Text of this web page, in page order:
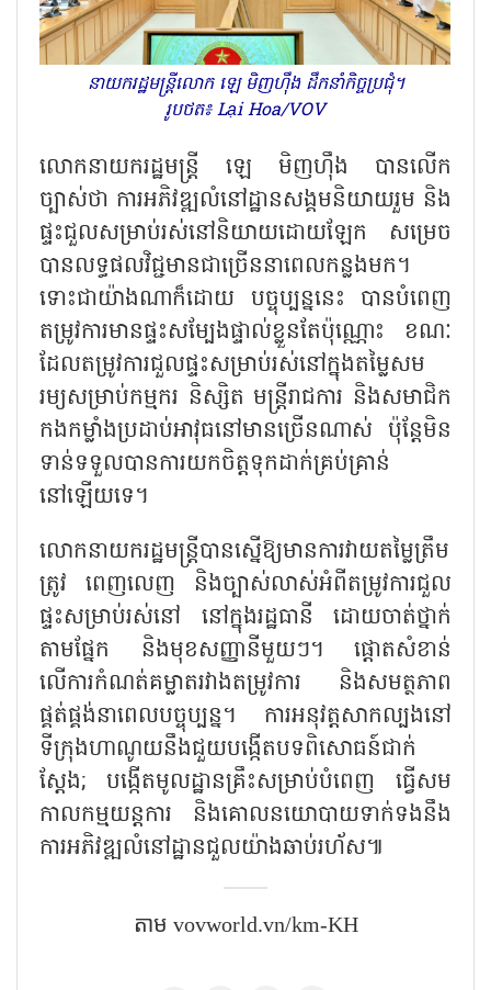
នាយករដ្ឋមន្ត្រីលោក ឡេ មិញហ៊ឹង ដឹកនាំកិច្ចប្រជុំ។
រូបថត៖ Lại Hoa/VOV
លោកនាយករដ្ឋមន្ត្រី ឡេ មិញហ៊ឹង បានលើក​
ច្បាស់ថា ការអភិវឌ្ឍលំនៅដ្ឋានសង្គម​និយាយរួម និង
ផ្ទះជួល​សម្រាប់​រស់​នៅ​និយាយដោយឡែក សម្រេច
បានលទ្ធផលវិជ្ជមាន​ជាច្រើន​នាពេល​កន្លង​មក​។
ទោះជាយ៉ាងណាក៏ដោយ បច្ចុប្បន្ននេះ បាន​បំពេញ
តម្រូវការមានផ្ទះសម្បែង​ផ្ទាល់ខ្លួនតែ​ប៉ុណ្ណោះ ខណៈ
ដែល​តម្រូវការ​ជួលផ្ទះសម្រាប់​រស់នៅ​ក្នុង​តម្លៃសម
រម្យសម្រាប់កម្មករ និស្សិត មន្ត្រីរាជការ និងសមាជិក​
កងកម្លាំងប្រដាប់អាវុធនៅ​​មាន​ច្រើនណាស់ ប៉ុន្តែមិន​
ទាន់ទទួលបានការយកចិត្តទុកដាក់គ្រប់គ្រាន់
នៅឡើយទេ។
លោកនាយករដ្ឋមន្ត្រីបានស្នើឱ្យមានការវាយតម្លៃត្រឹម
ត្រូវ ពេញលេញ និងច្បាស់លាស់អំពីតម្រូវការជួល​
ផ្ទះ​សម្រាប់​រស់នៅ នៅ​ក្នុងរដ្ឋធានី ដោយចាត់ថ្នាក់
តាមផ្នែក និងមុខសញ្ញា​នីមួយៗ​។ ផ្តោតសំខាន់
លើការកំណត់​​គម្លាតរវាងតម្រូវការ និងសមត្ថភាព
ផ្គត់ផ្គង់​នា​ពេល​បច្ចុប្បន្ន​។ ការអនុវត្តសាកល្បងនៅ
ទីក្រុងហាណូយនឹងជួយបង្កើតបទពិសោធន៍ជាក់
ស្តែង; បង្កើតមូលដ្ឋានគ្រឹះសម្រាប់បំពេញ ធ្វើសម
កាលកម្មយន្តការ និងគោលនយោបាយទាក់ទងនឹ​ង
ការអភិវឌ្ឍ​លំនៅដ្ឋាន​ជួលយ៉ាងឆាប់រហ័ស៕​
តាម​ vovworld.vn/km-KH